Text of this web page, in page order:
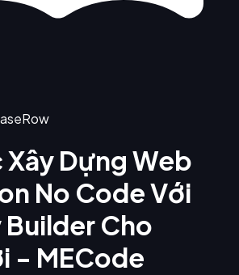
Xây Dựng Web
No Code Với
Builder Cho
- MECode